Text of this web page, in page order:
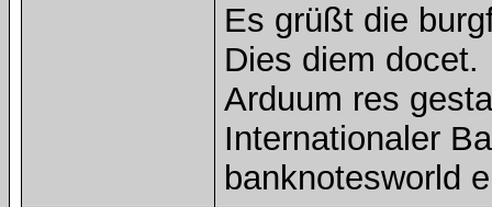
Es grüßt die
Dies diem docet.
Arduum res
Internationaler
banknotesworld